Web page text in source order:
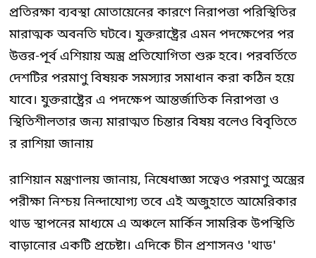
প্রতিরক্ষা ব্যবস্থা মোতায়েনের কারণে নিরাপত্তা পরিস্থিতির
মারাত্মক অবনতি ঘটবে। যুক্তরাষ্ট্রের এমন পদক্ষেপের পর
উত্তর-পূর্ব এশিয়ায় অস্ত্র প্রতিযোগিতা শুরু হবে। পরবর্তিতে
দেশটির পরমাণু বিষয়ক সমস্যার সমাধান করা কঠিন হয়ে
যাবে। যুক্তরাষ্ট্রের এ পদক্ষেপ আন্তর্জাতিক নিরাপত্তা ও
স্থিতিশীলতার জন্য মারাত্মত চিন্তার বিষয় বলেও বিবৃতিতে
র রাশিয়া জানায়
রাশিয়ান মন্ত্রণালয় জানায়, নিষেধাজ্ঞা সত্বেও পরমাণু অস্ত্রের
পরীক্ষা নিশ্চয় নিন্দাযোগ্য তবে এই অজুহাতে আমেরিকার
থাড স্থাপনের মাধ্যমে এ অঞ্চলে মার্কিন সামরিক উপস্থিতি
বাড়ানোর একটি প্রচেষ্টা। এদিকে চীন প্রশাসনও 'থাড'